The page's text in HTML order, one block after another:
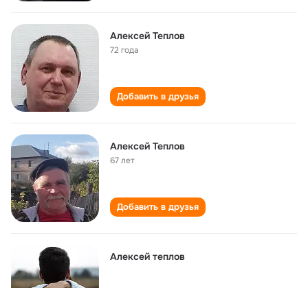
Алексей Теплов
72 года
Добавить в друзья
Алексей Теплов
67 лет
Добавить в друзья
Алексей теплов